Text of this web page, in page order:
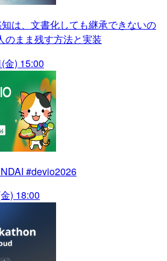
知は、文書化しても継承できないの
のまま残す方法と実装
金) 15:00
#devio2026
) 18:00